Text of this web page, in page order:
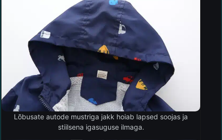
Lõbusate autode mustriga jakk hoiab lapsed soojas ja
stiilsena igasuguse ilmaga.